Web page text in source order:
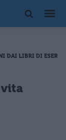
DAI LIBRI DI